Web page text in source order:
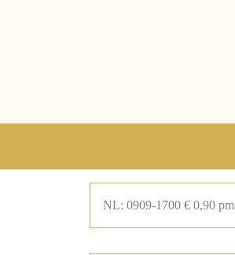
NL: 0909-1700 € 0,90 pm